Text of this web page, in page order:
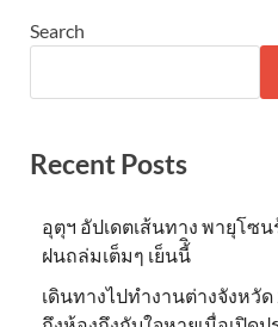
Search
Recent Posts
อุตุฯ อัปเดตเส้นทาง พายุโซ
ฝนถล่มเต็มๆ เย็นนี้ิ
เดินทางไปทำงานต่างจังหวั